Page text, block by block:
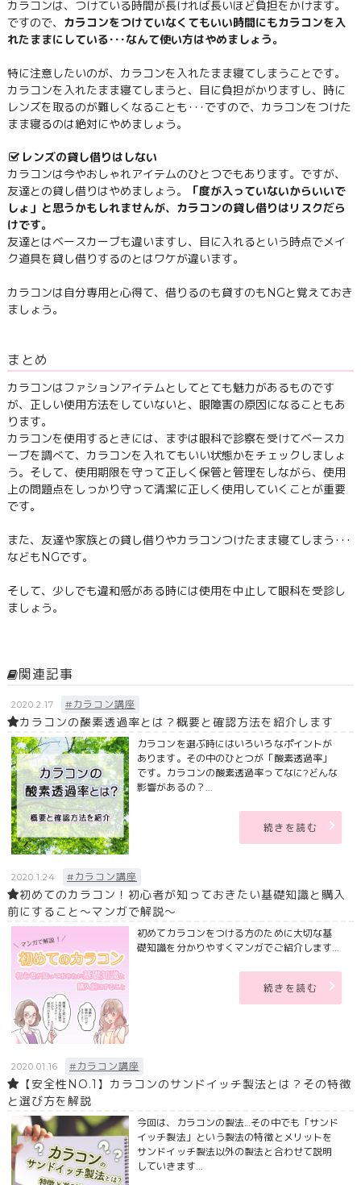
カラコンは、つけている時間が長ければ長いほど負担をかけます。
ですので、 カラコンをつけていなくてもいい時間にもカラコンを入
れたままにしている･･･なんて使い方はやめましょう。
特に注意したいのが、カラコンを入れたまま寝てしまうことです。
カラコンを入れたまま寝てしまうと、目に負担がかりますし、時に
レンズを取るのが難しくなることも･･･ですので、カラコンをつけた
まま寝るのは絶対にやめましょう。
レンズの貸し借りはしない
カラコンは今やおしゃれアイテムのひとつでもあります。ですが、
友達との貸し借りはやめましょう。
「度が入っていないからいいで
しょ」と思うかもしれませんが、カラコンの貸し借りはリスクだら
けです。
友達とはベースカーブも違いますし、目に入れるという時点でメイ
ク道具を貸し借りするのとはワケが違います。
カラコンは自分専用と心得て、借りるのも貸すのもNGと覚えておき
ましょう。
まとめ
カラコンはファションアイテムとしてとても魅力があるものです
が、正しい使用方法をしていないと、眼障害の原因になることもあ
ります。
カラコンを使用するときには、まずは眼科で診察を受けてベースカ
ーブを調べて、カラコンを入れてもいい状態かをチェックしましょ
う。そして、使用期限を守って正しく保管と管理をしながら、使用
上の問題点をしっかり守って清潔に正しく使用していくことが重要
です。
また、友達や家族との貸し借りやカラコンつけたまま寝てしまう･･･
などもNGです。
そして、少しでも違和感がある時には使用を中止して眼科を受診し
ましょう。
関連記事
2020.2.17 #カラコン講座
カラコンの酸素透過率とは？概要と確認方法を紹介します
カラコンを選ぶ時にはいろいろなポイントが
あります。その中のひとつが「酸素透過率」
です。カラコンの酸素透過率ってなに?どんな
影響があるの？...
続きを読む
2020.1.24 #カラコン講座
初めてのカラコン！初心者が知っておきたい基礎知識と購入
前にすること～マンガで解説～
初めてカラコンをつける方のために大切な基
礎知識を分かりやすくマンガでご紹介します...
続きを読む
2020.01.16 #カラコン講座
【安全性NO.1】カラコンのサンドイッチ製法とは？その特徴
と選び方を解説
今回は、カラコンの製法…その中でも「サンド
イッチ製法」という製法の特徴とメリットを
サンドイッチ製法以外の製法と合わせて説明
していきます...